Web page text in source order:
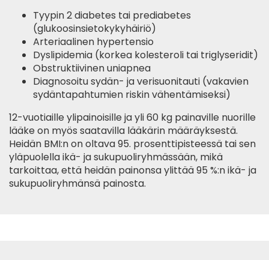
Tyypin 2 diabetes tai prediabetes
(glukoosinsietokykyhäiriö)
Arteriaalinen hypertensio
Dyslipidemia (korkea kolesteroli tai triglyseridit)
Obstruktiivinen uniapnea
Diagnosoitu sydän- ja verisuonitauti (vakavien
sydäntapahtumien riskin vähentämiseksi)
12-vuotiaille ylipainoisille ja yli 60 kg painaville nuorille
lääke on myös saatavilla lääkärin määräyksestä.
Heidän BMI:n on oltava 95. prosenttipisteessä tai sen
yläpuolella ikä- ja sukupuoliryhmässään, mikä
tarkoittaa, että heidän painonsa ylittää 95 %:n ikä- ja
sukupuoliryhmänsä painosta.